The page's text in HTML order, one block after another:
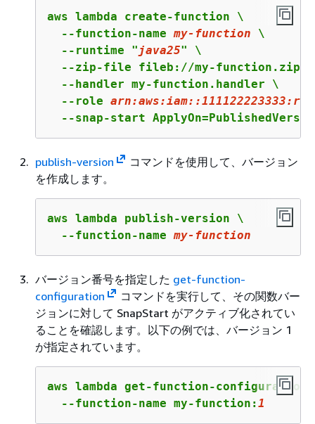
aws lambda create-function \
  --function-name
my-function \
  --runtime "
java25" \
  --zip-file fileb://my-function.zip \
  --handler my-function.handler \
  --role
arn:aws:iam::111122223333
--snap-start
publish-version
コマンドを使用して、バージョン
を作成します。
aws lambda publish-version \
  --function-name
my-function
バージョン番号を指定した get-function-
configuration
コマンドを実行して、その関数バー
ジョンに対して SnapStart がアクティブ化されてい
ることを確認します。以下の例では、バージョン 1
が指定されています。
aws lambda get-function-configuration
  --function-name my-function:
1